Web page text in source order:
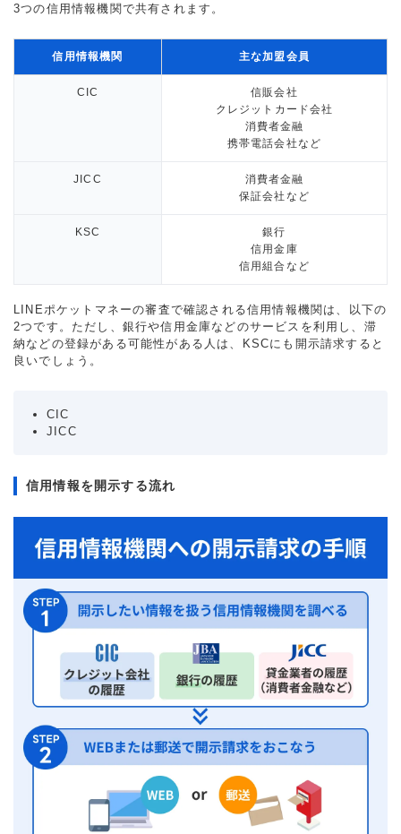
3つの信用情報機関で共有されます。
信用情報機関 主な加盟会員
CIC
信販会社
クレジットカード会社
消費者金融
携帯電話会社など
JICC
消費者金融
保証会社など
KSC
銀行
信用金庫
信用組合など
LINEポケットマネーの審査で確認される信用情報機関は、以下の
2つです。ただし、銀行や信用金庫などのサービスを利用し、滞
納などの登録がある可能性がある人は、KSCにも開示請求すると
良いでしょう。
CIC
JICC
信用情報を開示する流れ